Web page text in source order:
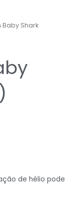
Baby Shark
de hélio pode